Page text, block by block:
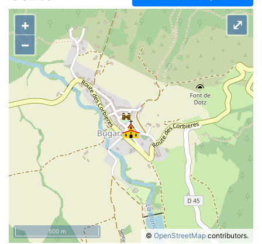
+
–
© OpenStreetMap contributors.
⤢
500 m